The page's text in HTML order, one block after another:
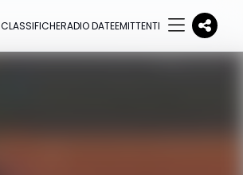
CLASSIFICHERADIO DATEEMITTENTI